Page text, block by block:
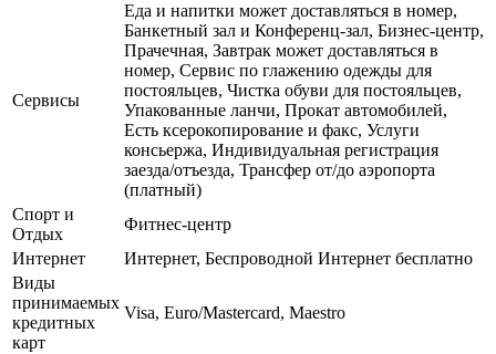
Сервисы
Еда и напитки может доставляться в номер,
Банкетный зал и Конференц-зал, Бизнес-центр,
Прачечная, Завтрак может доставляться в
номер, Сервис по глажению одежды для
постояльцев, Чистка обуви для постояльцев,
Упакованные ланчи, Прокат автомобилей,
Есть ксерокопирование и факс, Услуги
консьержа, Индивидуальная регистрация
заезда/отъезда, Трансфер от/до аэропорта
(платный)
Спорт и
Отдых
Фитнес-центр
Интернет
Интернет, Беспроводной Интернет бесплатно
Виды
принимаемых
кредитных
карт
Visa, Euro/Mastercard, Maestro